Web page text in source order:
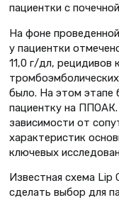
пациентки с
На фоне
у пациентки
11,0 г/дл, рецидивов
было. На этом этапе
пациентку на
зависимости от
характеристик
ключевых
Известная схема Lip
сделать выбор для